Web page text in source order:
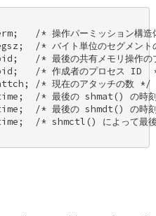
/* 操作パーミッション構
/* バイト単位のセグメン
/* 最後の共有メモリ操作
/* 作成者のプロセス ID
/* 現在のアタッチの数 */
/* 最後の shmat() の時
/* 最後の shmdt() の時
/* shmctl() によって最